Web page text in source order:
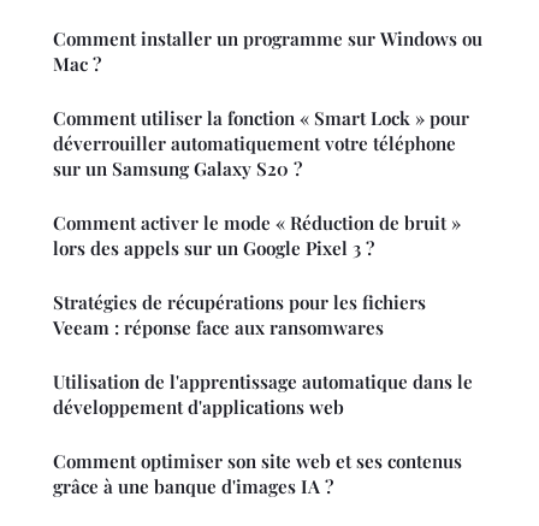
Comment installer un programme sur Windows ou
Mac ?
Comment utiliser la fonction « Smart Lock » pour
déverrouiller automatiquement votre téléphone
sur un Samsung Galaxy S20 ?
Comment activer le mode « Réduction de bruit »
lors des appels sur un Google Pixel 3 ?
Stratégies de récupérations pour les fichiers
Veeam : réponse face aux ransomwares
Utilisation de l'apprentissage automatique dans le
développement d'applications web
Comment optimiser son site web et ses contenus
grâce à une banque d'images IA ?